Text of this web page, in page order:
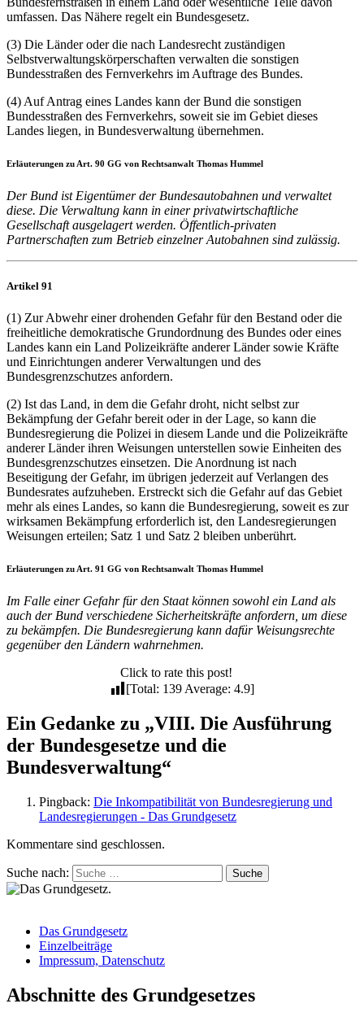
umfassen. Das Nähere regelt ein Bundesgesetz.
(3) Die Länder oder die nach Landesrecht zuständigen
Selbstverwaltungskörperschaften verwalten die sonstigen
Bundesstraßen des Fernverkehrs im Auftrage des Bundes.
(4) Auf Antrag eines Landes kann der Bund die sonstigen
Bundesstraßen des Fernverkehrs, soweit sie im Gebiet dieses
Landes liegen, in Bundesverwaltung übernehmen.
Erläuterungen zu Art. 90 GG von Rechtsanwalt Thomas Hummel
Der Bund ist Eigentümer der Bundesautobahnen und verwaltet
diese. Die Verwaltung kann in einer privatwirtschaftliche
Gesellschaft ausgelagert werden. Öffentlich-privaten
Partnerschaften zum Betrieb einzelner Autobahnen sind zulässig.
Artikel 91
(1) Zur Abwehr einer drohenden Gefahr für den Bestand oder die
freiheitliche demokratische Grundordnung des Bundes oder eines
Landes kann ein Land Polizeikräfte anderer Länder sowie Kräfte
und Einrichtungen anderer Verwaltungen und des
Bundesgrenzschutzes anfordern.
(2) Ist das Land, in dem die Gefahr droht, nicht selbst zur
Bekämpfung der Gefahr bereit oder in der Lage, so kann die
Bundesregierung die Polizei in diesem Lande und die Polizeikräfte
anderer Länder ihren Weisungen unterstellen sowie Einheiten des
Bundesgrenzschutzes einsetzen. Die Anordnung ist nach
Beseitigung der Gefahr, im übrigen jederzeit auf Verlangen des
Bundesrates aufzuheben. Erstreckt sich die Gefahr auf das Gebiet
mehr als eines Landes, so kann die Bundesregierung, soweit es zur
wirksamen Bekämpfung erforderlich ist, den Landesregierungen
Weisungen erteilen; Satz 1 und Satz 2 bleiben unberührt.
Erläuterungen zu Art. 91 GG von Rechtsanwalt Thomas Hummel
Im Falle einer Gefahr für den Staat können sowohl ein Land als
auch der Bund verschiedene Sicherheitskräfte anfordern, um diese
zu bekämpfen. Die Bundesregierung kann dafür Weisungsrechte
gegenüber den Ländern wahrnehmen.
Click to rate this post!
[Total: 139 Average: 4.9]
Ein Gedanke zu „VIII. Die Ausführung
der Bundesgesetze und die
Bundesverwaltung“
Pingback: Die Inkompatibilität von Bundesregierung und
Landesregierungen - Das Grundgesetz
Kommentare sind geschlossen.
Suche nach: Suche
Das Grundgesetz
Einzelbeiträge
Impressum, Datenschutz
Abschnitte des Grundgesetzes